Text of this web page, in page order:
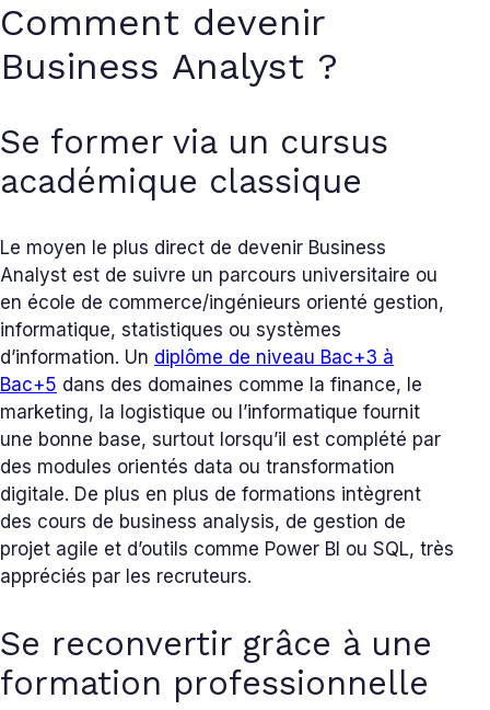
Comment devenir
Business Analyst ?
Se former via un cursus
académique classique
Le moyen le plus direct de devenir Business
Analyst est de suivre un parcours universitaire ou
en école de commerce/ingénieurs orienté gestion,
informatique, statistiques ou systèmes
d’information. Un diplôme de niveau Bac+3 à
Bac+5 dans des domaines comme la finance, le
marketing, la logistique ou l’informatique fournit
une bonne base, surtout lorsqu’il est complété par
des modules orientés data ou transformation
digitale. De plus en plus de formations intègrent
des cours de business analysis, de gestion de
projet agile et d’outils comme Power BI ou SQL, très
appréciés par les recruteurs.
Se reconvertir grâce à une
formation professionnelle